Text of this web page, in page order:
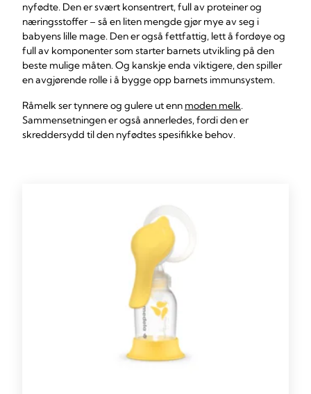
nyfødte. Den er svært konsentrert, full av proteiner og
næringsstoffer – så en liten mengde gjør mye av seg i
babyens lille mage. Den er også fettfattig, lett å fordøye og
full av komponenter som starter barnets utvikling på den
beste mulige måten. Og kanskje enda viktigere, den spiller
en avgjørende rolle i å bygge opp barnets immunsystem.
Råmelk ser tynnere og gulere ut enn moden melk.
Sammensetningen er også annerledes, fordi den er
skreddersydd til den nyfødtes spesifikke behov.